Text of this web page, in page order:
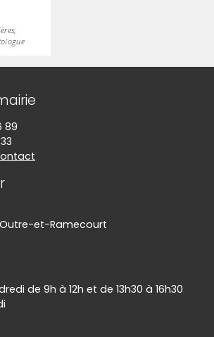
contact
89
et-Ramecourt
de 9h à 12h et de 13h30 à 16h30